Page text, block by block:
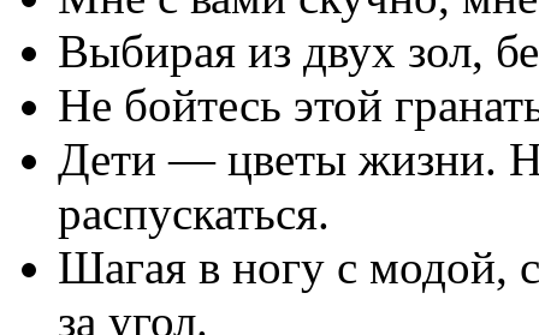
Выбирая из двух зол,
Не бойтесь этой
Дети — цветы жизни.
распускаться.
Шагая в ногу с модой,
за угол.